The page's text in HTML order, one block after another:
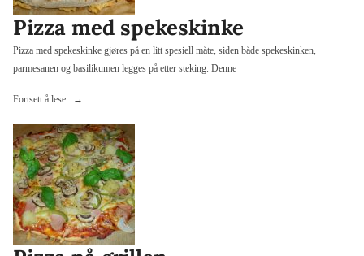
Pizza med spekeskinke
Pizza med spekeskinke gjøres på en litt spesiell måte, siden både spekeskinken,
parmesanen og basilikumen legges på etter steking. Denne
Fortsett å lese
«Pizza
spekeskinke»